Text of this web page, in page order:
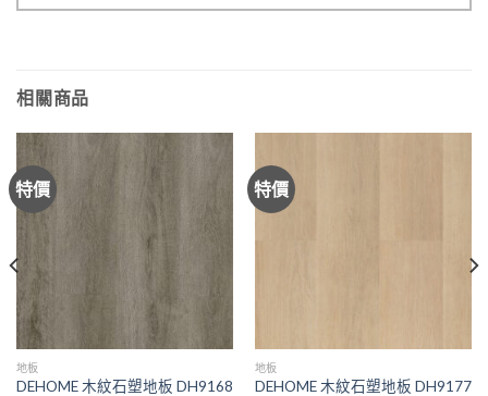
相關商品
特價
地板
DEHOME 木紋石塑地板 DH9168
特價
地板
DEHOME 木紋石塑地板 DH9177